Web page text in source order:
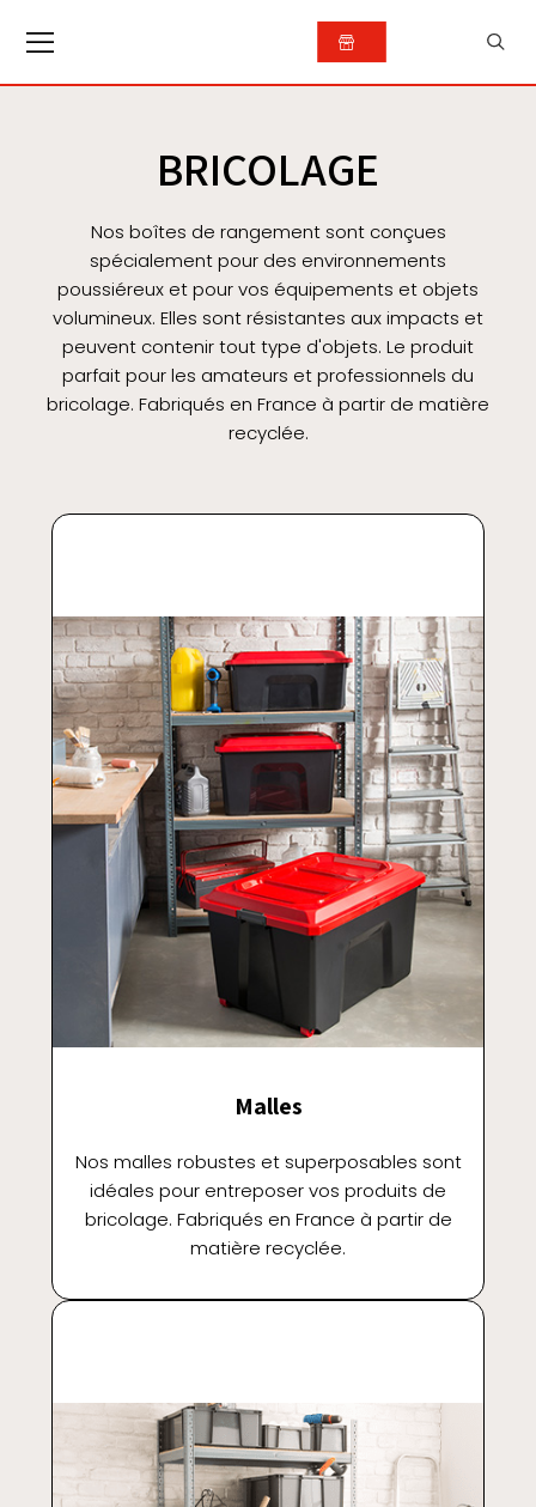
BRICOLAGE
Nos boîtes de rangement sont conçues
spécialement pour des environnements
poussiéreux et pour vos équipements et objets
volumineux. Elles sont résistantes aux impacts et
peuvent contenir tout type d'objets. Le produit
parfait pour les amateurs et professionnels du
bricolage. Fabriqués en France à partir de matière
recyclée.
Malles
Nos malles robustes et superposables sont
idéales pour entreposer vos produits de
bricolage. Fabriqués en France à partir de
matière recyclée.